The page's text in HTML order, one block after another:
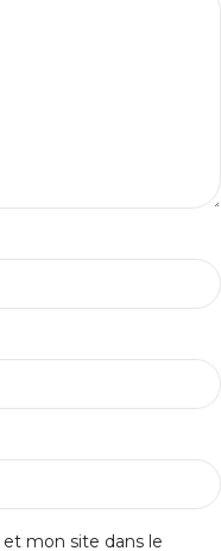
mon site dans le